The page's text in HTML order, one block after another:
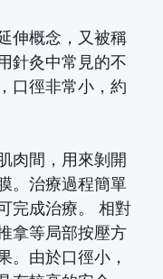
伸概念，又被稱
針灸中常見的不
口徑非常小，約
肉間，用來剝開
。治療過程簡單
完成治療。 相對
拿等局部按壓方
。由於口徑小，